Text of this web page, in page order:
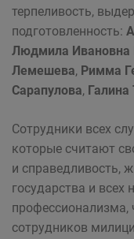
терпеливость,
подготовленность:
Людмила Ивановна
Лемешева, Римма
Сарапулова,
Сотрудники всех
которые считают
и справедливость,
государства и всех
профес­сионализма,
сотрудников